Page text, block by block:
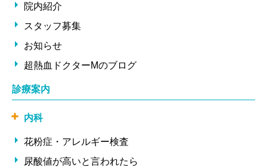
院内紹介
スタッフ募集
お知らせ
超熱血ドクターMのブログ
診療案内
内科
花粉症・アレルギー検査
尿酸値が高いと言われたら